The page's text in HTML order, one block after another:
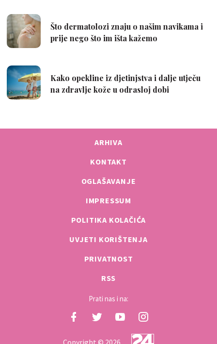
ARHIVA
KONTAKT
OGLAŠAVANJE
IMPRESSUM
POLITIKA KOLAČIĆA
UVJETI KORIŠTENJA
PRIVATNOST
RSS
Prati nas i na: